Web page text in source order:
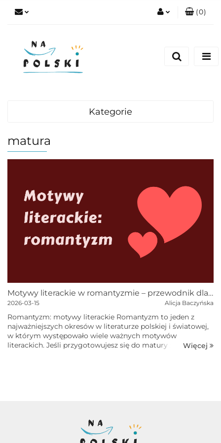
(0)
Kategorie
matura
Motywy literackie w romantyzmie – przewodnik dla maturzystów
2026-03-15 Alicja Baczyńska
Romantyzm: motywy literackie Romantyzm to jeden z
najważniejszych okresów w literaturze polskiej i światowej,
w którym występowało wiele ważnych motywów
literackich. Jeśli przygotowujesz się do matury z języka
Więcej